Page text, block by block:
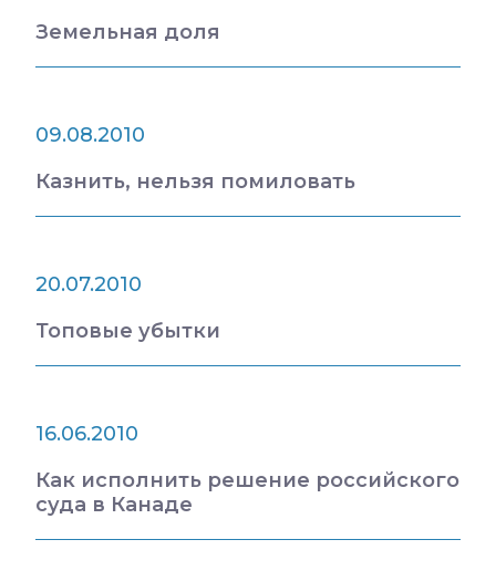
Земельная доля
09.08.2010
Казнить, нельзя помиловать
20.07.2010
Топовые убытки
16.06.2010
Как исполнить решение российского
суда в Канаде